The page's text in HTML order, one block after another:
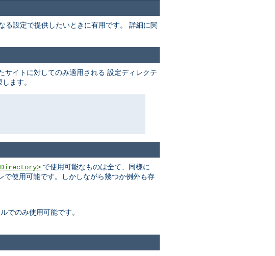
る設定で提供したいときに有用です。 詳細に関
サイトに対してのみ適用される 設定ディレクテ
ます。
で使用可能なものは全て、同様に
で使用可能です。しかしながら幾つか例外も存
でのみ使用可能です。